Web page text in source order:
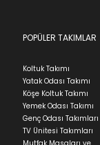
POPÜLER TAKIMLAR
Koltuk Takımı
Yatak Odası Takımı
Köşe Koltuk Takımı
Yemek Odası Takımı
Genç Odası Takımları
TV Ünitesi Takımları